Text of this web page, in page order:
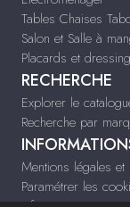
Tables Chaises
Salon et Salle à
Placards et
RECHERCHE
Explorer le
Recherche par
Mentions légales et
Paramétrer les